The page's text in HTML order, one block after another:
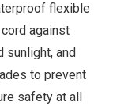
flexible
against
sunlight, and
to prevent
safety at all